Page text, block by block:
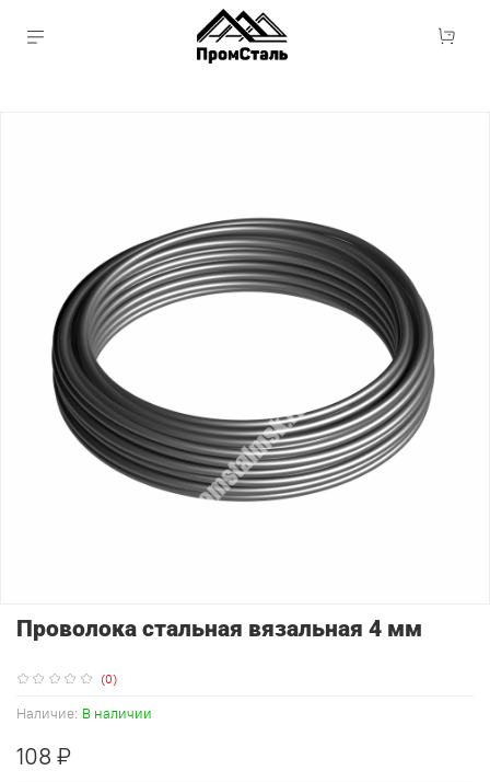
(0)
Наличие: В наличии
Проволока стальная вязальная 4 мм
108 ₽